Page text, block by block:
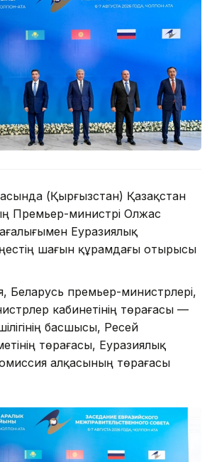
(Қырғызстан) Қазақстан
Премьер-министрі Олжас
Еуразиялық
шағын құрамдағы отырысы
Беларусь премьер-министрлері,
кабинетінің төрағасы —
басшысы, Ресей
төрағасы, Еуразиялық
алқасының төрағасы